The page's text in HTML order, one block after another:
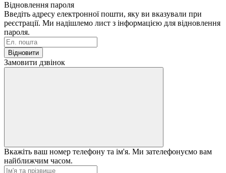
Відновлення пароля
Введіть адресу електронної пошти, яку ви вказували при
реєстрації. Ми надішлемо лист з інформацією для відновлення
пароля.
Відновити
Замовити дзвінок
Вкажіть ваш номер телефону та ім'я. Ми зателефонуємо вам
найближчим часом.